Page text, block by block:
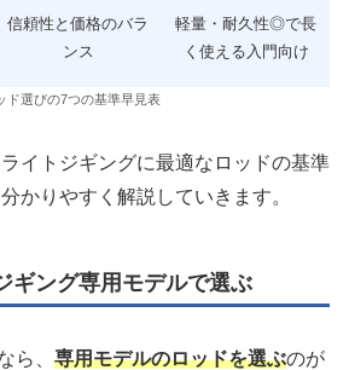
信頼性と価格のバラ
ンス
軽量・耐久性◎で長
く使える入門向け
ド選びの7つの基準早見表
イトジギングに最適なロッドの基準
かりやすく解説していきます。
ギング専用モデルで選ぶ
ら、 専用モデルのロッドを選ぶのが